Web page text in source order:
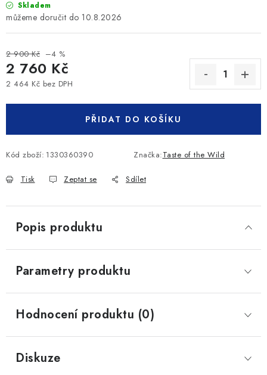
Skladem
10.8.2026
2 900 Kč –4 %
2 760 Kč
2 464 Kč bez DPH
PŘIDAT DO KOŠÍKU
Kód zboží: 1330360390 Značka:Taste of the Wild
Tisk Zeptat se Sdílet
Popis produktu
Parametry produktu
Hodnocení produktu (0)
Diskuze